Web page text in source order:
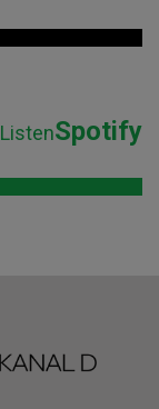
ListenSpotify